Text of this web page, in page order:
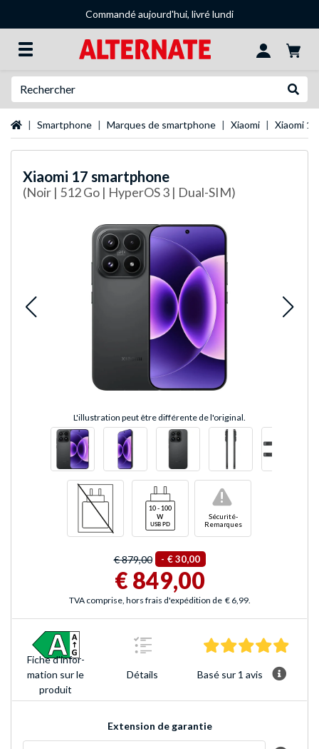
Commandé aujourd'hui, livré lundi
Page d'accueil
Smartphone Marques de smartphone Xiaomi Xiaomi 15
Xiaomi 17 smartphone
(Noir | 512 Go | HyperOS 3 | Dual-SIM)
L'illustration peut être différente de l'original.
Sécurité-
Remarques
!
€ 879,00 - € 30,00
€ 849,00
TVA comprise, hors frais d'expédition de € 6,99.
Fiche d'infor­
mation sur le
produit
Détails
5.0
Basé sur 1 avis
Extension de garantie